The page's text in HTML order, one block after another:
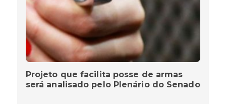
Projeto que facilita posse de armas
será analisado pelo Plenário do Senado